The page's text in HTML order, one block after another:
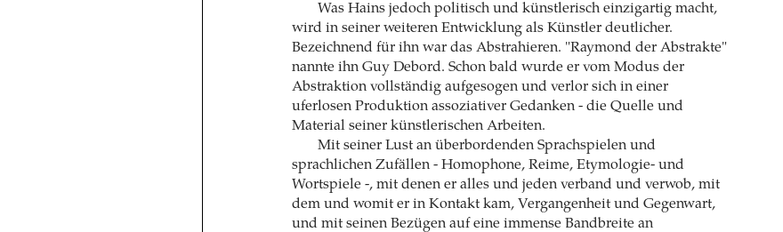
Was Hains jedoch politisch und künstlerisch einzigartig macht,
wird in seiner weiteren Entwicklung als Künstler deutlicher.
Bezeichnend für ihn war das Abstrahieren. "Raymond der Abstrakte"
nannte ihn Guy Debord. Schon bald wurde er vom Modus der
Abstraktion vollständig aufgesogen und verlor sich in einer
uferlosen Produktion assoziativer Gedanken - die Quelle und
Material seiner künstlerischen Arbeiten.
Mit seiner Lust an überbordenden Sprachspielen und
sprachlichen Zufällen - Homophone, Reime, Etymologie- und
Wortspiele -, mit denen er alles und jeden verband und verwob, mit
dem und womit er in Kontakt kam, Vergangenheit und Gegenwart,
und mit seinen Bezügen auf eine immense Bandbreite an